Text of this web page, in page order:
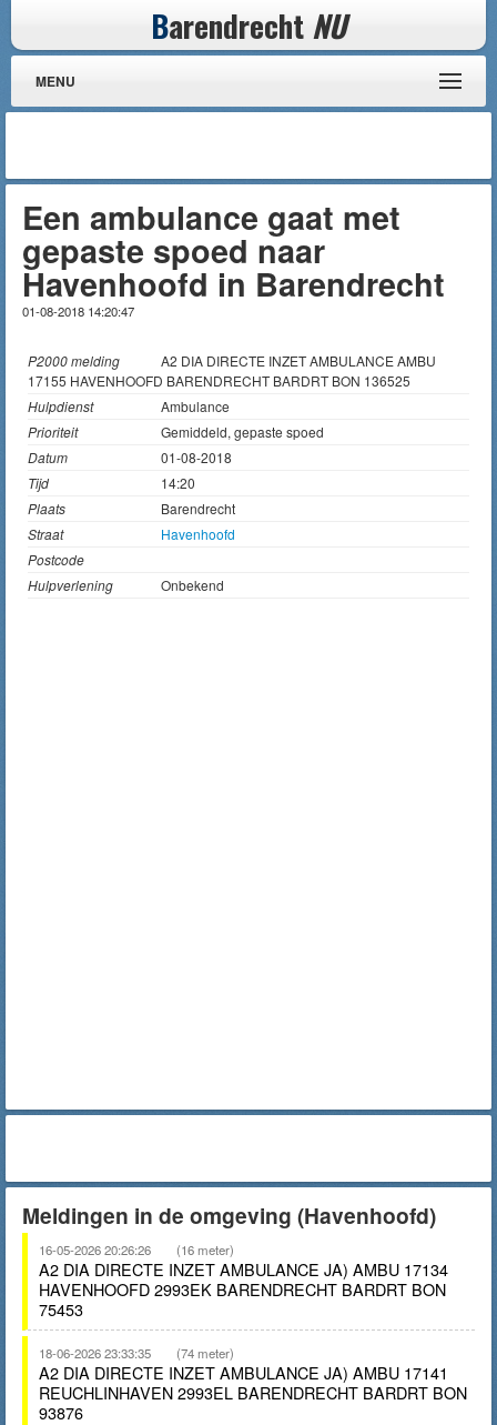
Barendrecht NU
MENU
Een ambulance gaat met
gepaste spoed naar
Havenhoofd in Barendrecht
01-08-2018 14:20:47
P2000 melding
A2 DIA DIRECTE INZET AMBULANCE AMBU
17155 HAVENHOOFD BARENDRECHT BARDRT BON 136525
Hulpdienst
Ambulance
Prioriteit
Gemiddeld, gepaste spoed
Datum
01-08-2018
Tijd
14:20
Plaats
Barendrecht
Straat
Havenhoofd
Postcode
Hulpverlening
Onbekend
Meldingen in de omgeving (Havenhoofd)
16-05-2026 20:26:26 (16 meter)
A2 DIA DIRECTE INZET AMBULANCE JA) AMBU 17134
HAVENHOOFD 2993EK BARENDRECHT BARDRT BON
75453
18-06-2026 23:33:35 (74 meter)
A2 DIA DIRECTE INZET AMBULANCE JA) AMBU 17141
REUCHLINHAVEN 2993EL BARENDRECHT BARDRT BON
93876